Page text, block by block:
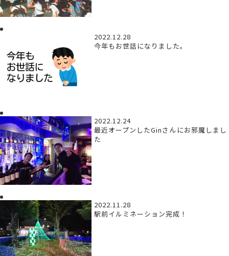
2022.12.28
今年もお世話になりました。
2022.12.24
最近オープンしたGinさんにお邪魔しまし
た
2022.11.28
駅前イルミネーション完成！